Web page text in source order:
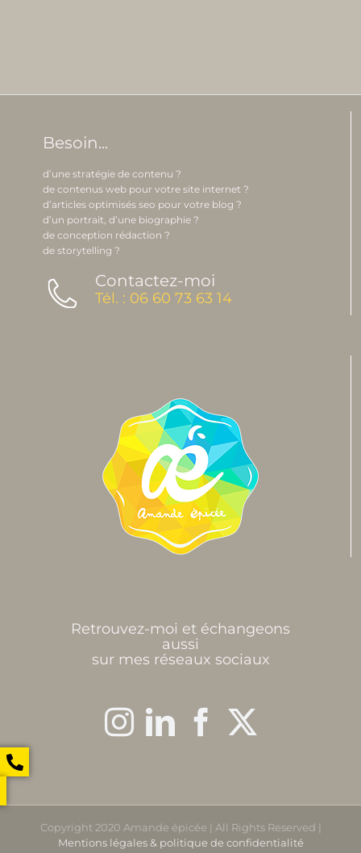
Besoin...
d’une stratégie de contenu ?
de contenus web pour votre site internet ?
d’articles optimisés seo pour votre blog ?
d’un portrait, d’une biographie ?
de conception rédaction ?
de storytelling ?
Contactez-moi
Tél. : 06 60 73 63 14
Retrouvez-moi et échangeons
aussi
sur mes réseaux sociaux
Copyright 2020 Amande épicée | All Rights Reserved |
Mentions légales & politique de confidentialité